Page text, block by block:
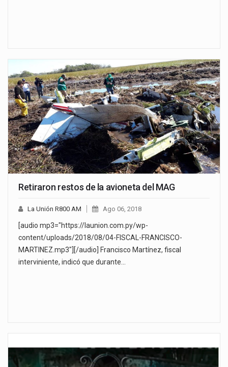
Retiraron restos de la avioneta del MAG
La Unión R800 AM Ago 06, 2018
[audio mp3="https://launion.com.py/wp-
content/uploads/2018/08/04-FISCAL-FRANCISCO-
MARTINEZ.mp3"][/audio] Francisco Martínez, fiscal
interviniente, indicó que durante…